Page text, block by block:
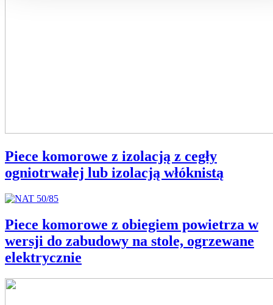
Piece komorowe z izolacją z cegły
ogniotrwałej lub izolacją włóknistą
Piece komorowe z obiegiem powietrza w
wersji do zabudowy na stole, ogrzewane
elektrycznie